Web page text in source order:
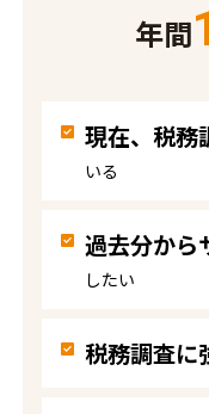
年間
現在、税務
いる
過去分から
したい
税務調査に